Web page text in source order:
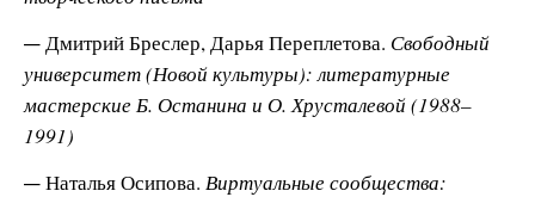
Дмитрий Бреслер, Дарья Переплетова. Свободный
университет (Новой культуры): литературные
мастерские Б. Останина и О. Хрусталевой (1988–
1991)
Наталья Осипова. Виртуальные сообщества: